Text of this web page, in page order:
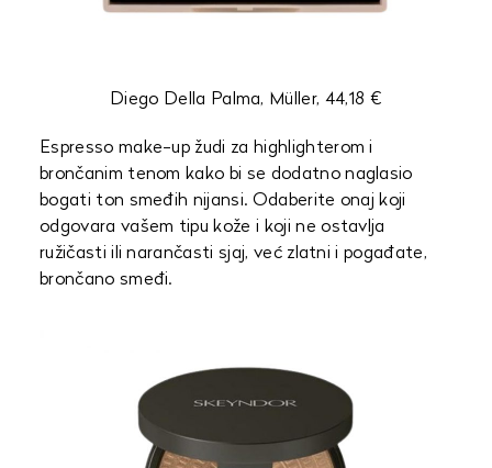
Diego Della Palma, Müller, 44,18 €
Espresso make-up žudi za highlighterom i
brončanim tenom kako bi se dodatno naglasio
bogati ton smeđih nijansi. Odaberite onaj koji
odgovara vašem tipu kože i koji ne ostavlja
ružičasti ili narančasti sjaj, već zlatni i pogađate,
brončano smeđi.